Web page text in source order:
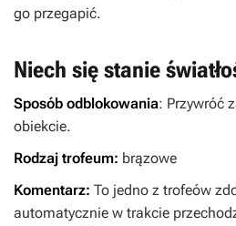
go przegapić.
Niech się stanie
Sposób odblokowania: Przywróć
obiekcie.
Rodzaj trofeum: brązowe
Komentarz: To jedno z trofeów
automatycznie w trakcie